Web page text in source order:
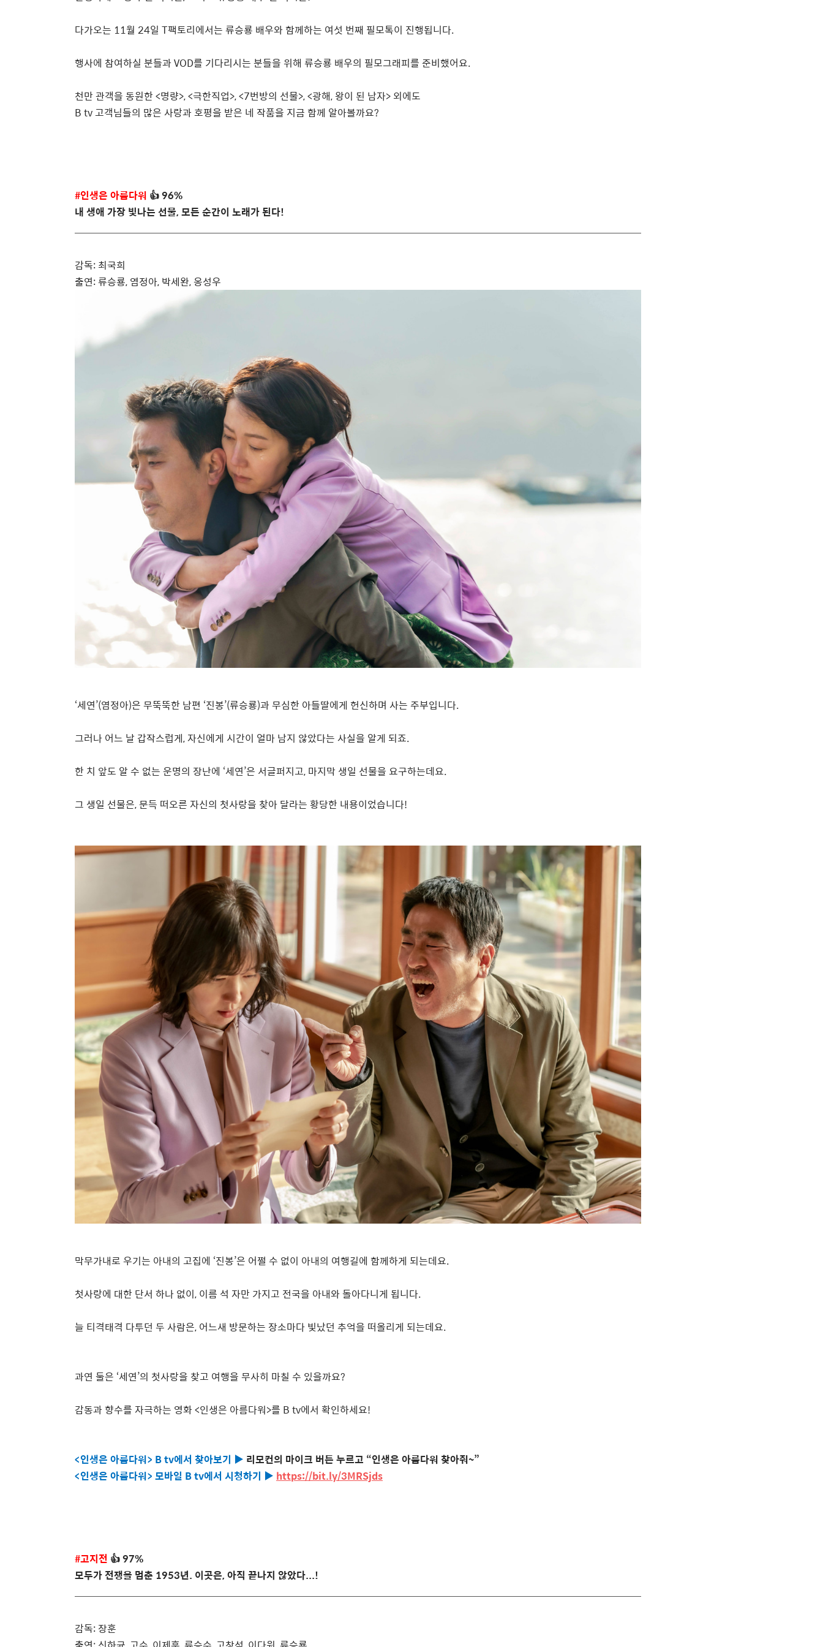
다가오는 11월 24일 T팩토리에서는 류승룡 배우와 함께하는 여섯 번째 필모톡이 진행됩니다.
행사에 참여하실 분들과VOD를 기다리시는 분들을 위해 류승룡 배우의 필모그래피를 준비했어요.
천만 관객을 동원한<명량>, <극한직업>, <7번방의 선물>, <광해, 왕이 된 남자> 외에도
B tv고객님들의 많은 사랑과 호평을 받은 네 작품을 지금 함께 알아볼까요?
#인생은 아름다워 👍96%
내 생애 가장 빛나는 선물, 모든 순간이 노래가 된다!
감독: 최국희
출연:류승룡, 염정아, 박세완,옹성우
‘세연’(염정아)은 무뚝뚝한 남편 ‘진봉’(류승룡)과 무심한 아들딸에게 헌신하며 사는 주부입니다.
그러나 어느 날 갑작스럽게,자신에게 시간이 얼마 남지 않았다는 사실을 알게 되죠.
한 치 앞도 알 수 없는 운명의 장난에 ‘세연’은 서글퍼지고, 마지막 생일 선물을 요구하는데요.
그 생일 선물은,문득 떠오른 자신의 첫사랑을 찾아 달라는 황당한 내용이었습니다!
막무가내로 우기는 아내의 고집에 ‘진봉’은 어쩔 수 없이 아내의 여행길에 함께하게 되는데요.
첫사랑에 대한 단서 하나 없이, 이름 석 자만 가지고 전국을 아내와 돌아다니게 됩니다.
늘 티격태격 다투던 두 사람은, 어느새 방문하는 장소마다 빛났던 추억을 떠올리게 되는데요.
과연 둘은 ‘세연’의 첫사랑을 찾고 여행을 무사히 마칠 수 있을까요?
감동과 향수를 자극하는 영화<인생은 아름다워>를 B tv에서 확인하세요!
<인생은 아름다워> B tv에서 찾아보기 ▶ 리모컨의 마이크 버튼 누르고 “인생은 아름다워 찾아줘~”
<인생은 아름다워> 모바일 B tv에서 시청하기 ▶ https://bit.ly/3MRSjds
#고지전 👍97%
모두가 전쟁을 멈춘 1953년. 이곳은, 아직 끝나지 않았다...!
감독: 장훈